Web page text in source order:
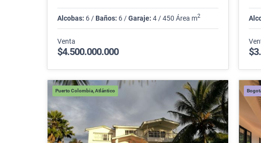
Alcobas: 6 / Baños: 6 /Garaje: 4 / 450 Área m2
Venta
$4.500.000.000
Puerto Colombia, Atlántico